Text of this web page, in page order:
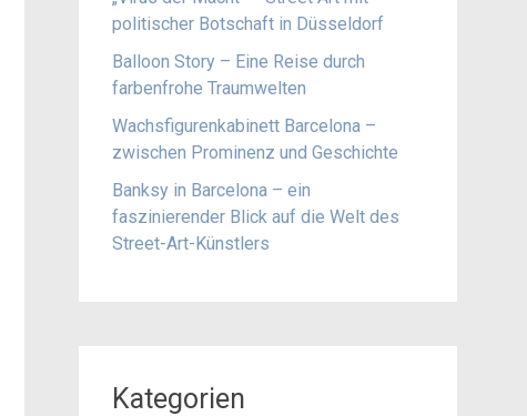
politischer Botschaft in Düsseldorf
Balloon Story – Eine Reise durch
farbenfrohe Traumwelten
Wachsfigurenkabinett Barcelona –
zwischen Prominenz und Geschichte
Banksy in Barcelona – ein
faszinierender Blick auf die Welt des
Street-Art-Künstlers
Kategorien